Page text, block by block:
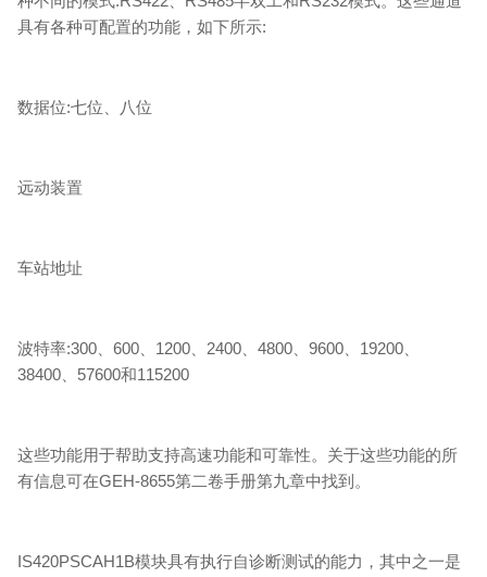
具有各种可配置的功能，如下所示:
数据位:七位、八位
远动装置
车站地址
波特率:300、600、1200、2400、4800、9600、19200、
38400、57600和115200
这些功能用于帮助支持高速功能和可靠性。关于这些功能的所
有信息可在GEH-8655第二卷手册第九章中找到。
IS420PSCAH1B模块具有执行自诊断测试的能力，其中之一是